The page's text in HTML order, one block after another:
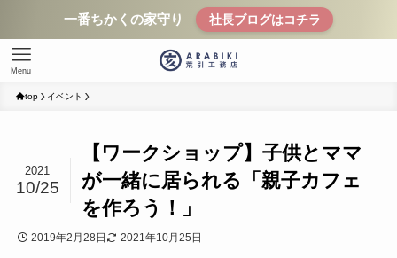
一番ちかくの家守り 社長ブログはコチラ
Menu
top イベント
【ワークショップ】子供とママ
が一緒に居られる「親子カフェ
を作ろう！」
2021
10/25
2019年2月28日 2021年10月25日